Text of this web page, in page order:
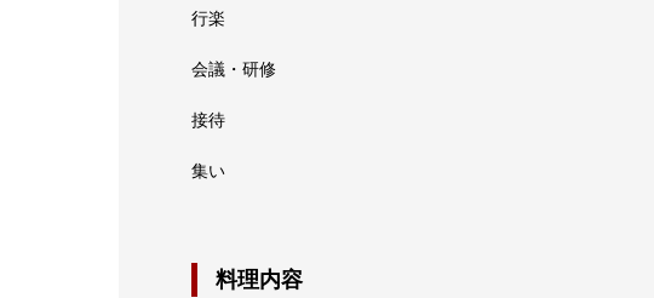
行楽
会議・研修
接待
集い
料理内容